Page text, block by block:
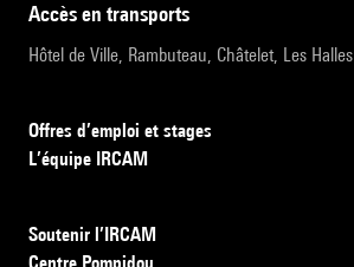
accès en transports
Hôtel de Ville, Rambuteau, Châtelet, Les Halles
Offres d’emploi et stages
L’équipe IRCAM
Soutenir l’IRCAM